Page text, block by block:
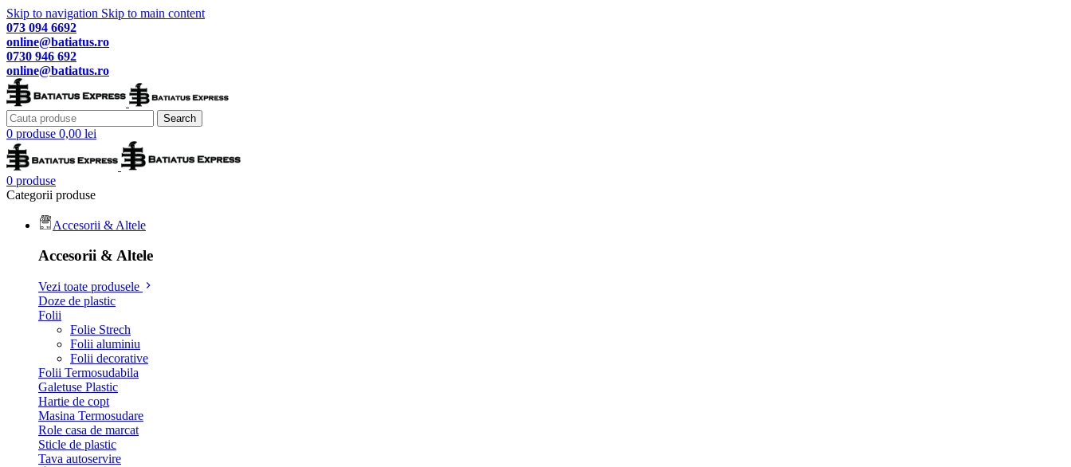
Skip to navigation Skip to main content
073 094 6692
online@batiatus.ro
0730 946 692
online@batiatus.ro
Search
0 produse 0,00 lei
0 produse
Categorii produse
Accesorii & Altele
Accesorii & Altele
Vezi toate produsele
Doze de plastic
Folii
Folie Strech
Folii aluminiu
Folii decorative
Folii Termosudabila
Galetuse Plastic
Hartie de copt
Masina Termosudare
Role casa de marcat
Sticle de plastic
Tava autoservire